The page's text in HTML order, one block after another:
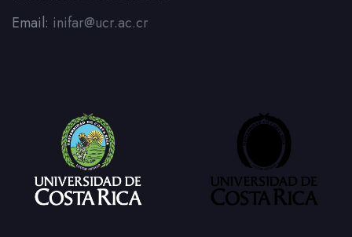
Email: inifar@ucr.ac.cr